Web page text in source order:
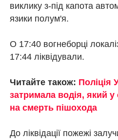
виклику з-під капота
язики полум'я.
О 17:40 вогнеборці
17:44 ліквідували.
Читайте також: Поліція
затримала водія, який у
на смерть пішохода
До ліквідації пожежі